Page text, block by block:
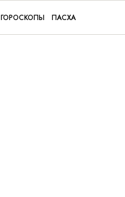
ГОРОСКОПЫ ПАСХА